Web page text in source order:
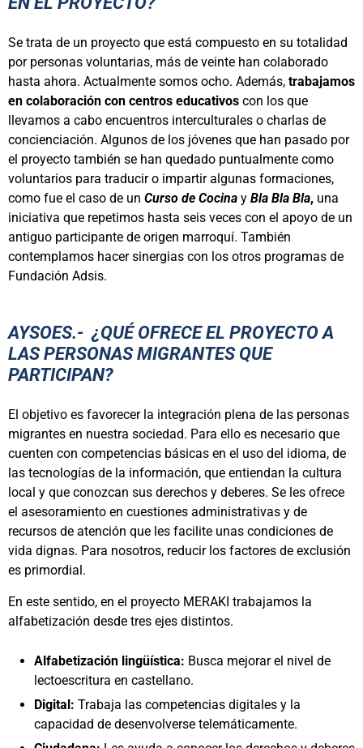
Se trata de un proyecto que está compuesto en su totalidad
por personas voluntarias, más de veinte han colaborado
hasta ahora. Actualmente somos ocho. Además, trabajamos
en colaboración con centros educativos con los que
llevamos a cabo encuentros interculturales o charlas de
concienciación. Algunos de los jóvenes que han pasado por
el proyecto también se han quedado puntualmente como
voluntarios para traducir o impartir algunas formaciones,
como fue el caso de un Curso de Cocina y Bla Bla Bla, una
iniciativa que repetimos hasta seis veces con el apoyo de un
antiguo participante de origen marroquí. También
contemplamos hacer sinergias con los otros programas de
Fundación Adsis.
AYSOES.- ⁠⁠¿QUÉ OFRECE EL PROYECTO A
LAS PERSONAS MIGRANTES QUE
PARTICIPAN?
El objetivo es favorecer la integración plena de las personas
migrantes en nuestra sociedad. Para ello es necesario que
cuenten con competencias básicas en el uso del idioma, de
las tecnologías de la información, que entiendan la cultura
local y que conozcan sus derechos y deberes. Se les ofrece
el asesoramiento en cuestiones administrativas y de
recursos de atención que les facilite unas condiciones de
vida dignas. Para nosotros, reducir los factores de exclusión
es primordial.
En este sentido, en el proyecto MERAKI trabajamos la
alfabetización desde tres ejes distintos.
Alfabetización lingüística: Busca mejorar el nivel de
lectoescritura en castellano.
Digital: Trabaja las competencias digitales y la
capacidad de desenvolverse telemáticamente.